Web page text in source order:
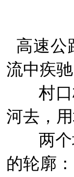
高速公
流中疾
村口桥
河去，
两
的轮廓